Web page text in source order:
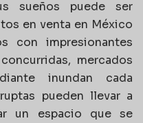
sueños puede ser
en venta en México
con impresionantes
mercados
inundan cada
pueden llevar a
un espacio que se